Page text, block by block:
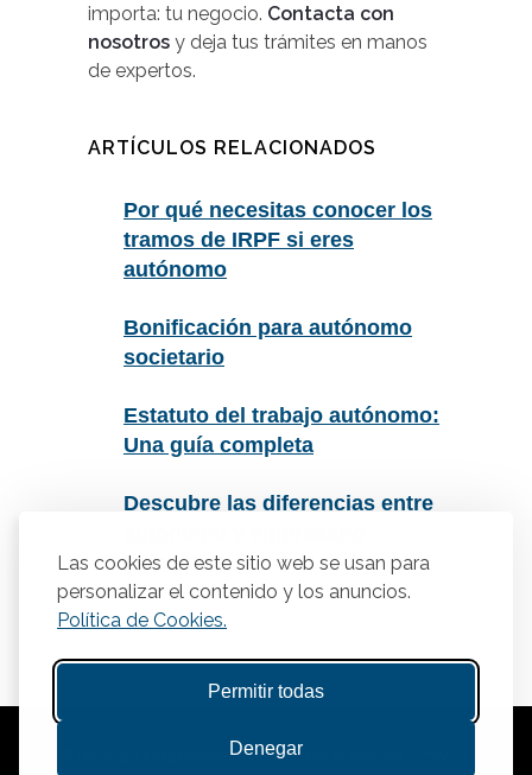
Las cookies de este sitio web se usan para
personalizar el contenido y los anuncios.
Política de Cookies.
Permitir todas
Denegar
importa: tu negocio. Contacta con
nosotros y deja tus trámites en manos
de expertos.
ARTÍCULOS RELACIONADOS
Por qué necesitas conocer los
tramos de IRPF si eres
autónomo
Bonificación para autónomo
societario
Estatuto del trabajo autónomo:
Una guía completa
Descubre las diferencias entre
individual
© Copyright 2025 Gestasor. Asesoría para Autónomos y PYMES.